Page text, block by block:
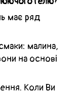
має ряд
малина,
на основі
Коли Ви